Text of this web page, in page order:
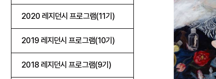
2020 레지던시 프로그램(11기)
2019 레지던시 프로그램(10기)
2018 레지던시 프로그램(9기)